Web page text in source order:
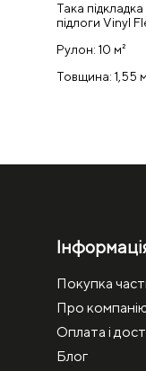
Така
підлоги Vinyl
Рулон: 10 м²
Товщина: 1,55
Покупка
Про
Оплата і
Блог